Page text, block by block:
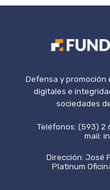
Defensa y promoción
digitales e
sociedades
Teléfonos: (593)
mail:
Dirección: José
Platinum